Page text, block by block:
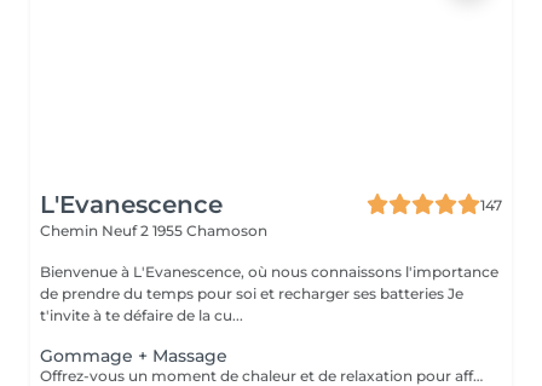
L'Evanescence
147
Chemin Neuf 2 1955 Chamoson
Bienvenue à L'Evanescence, où nous connaissons l'importance
de prendre du temps pour soi et recharger ses batteries Je
t'invite à te défaire de la cu...
Gommage + Massage
Offrez-vous un moment de chaleur et de relaxation pour affronter les journées plus courtes. Gommage de tout le corps (15 min) suivi d'un massage de tout le corps (60min)